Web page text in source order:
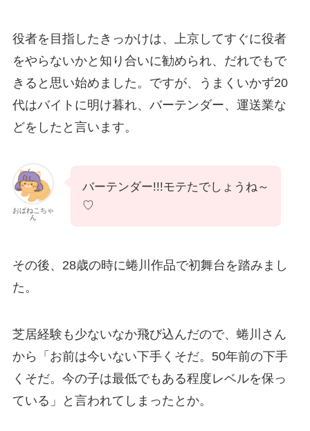
役者を目指したきっかけは、上京してすぐに役者
をやらないかと知り合いに勧められ、だれでもで
きると思い始めました。ですが、うまくいかず20
代はバイトに明け暮れ、バーテンダー、運送業な
どをしたと言います。
おばねこちゃ
ん
バーテンダー!!!モテたでしょうね～
♡
その後、28歳の時に蜷川作品で初舞台を踏みまし
た。
芝居経験も少ないなか飛び込んだので、蜷川さん
から「お前は今いない下手くそだ。50年前の下手
くそだ。今の子は最低でもある程度レベルを保っ
ている」と言われてしまったとか。